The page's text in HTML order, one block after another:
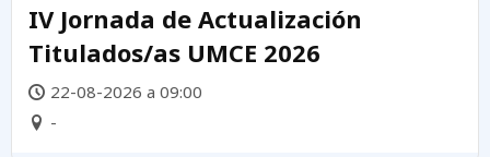
IV Jornada de Actualización
Titulados/as UMCE 2026
22-08-2026 a 09:00
-